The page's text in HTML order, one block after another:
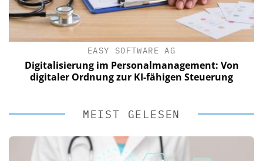
EASY SOFTWARE AG
Digitalisierung im Personalmanagement: Von
digitaler Ordnung zur KI-fähigen Steuerung
MEIST GELESEN